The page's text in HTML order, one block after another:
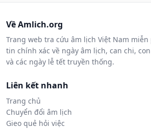
Về Amlich.org
Trang web tra cứu âm lịch Việt Nam
tin chính xác về ngày âm lịch, can chi,
và các ngày lễ tết truyền thống.
Liên kết nhanh
Trang chủ
Chuyển đổi âm lịch
Gieo quẻ hỏi việc